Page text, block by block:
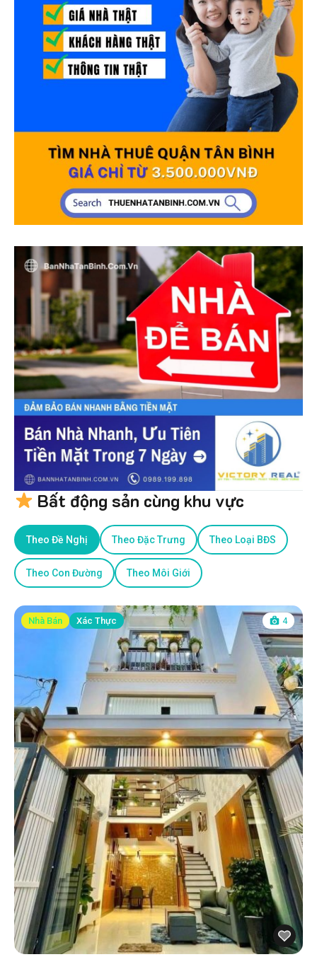
Bất động sản cùng khu vực
Theo Đề Nghị Theo Đặc Trưng Theo Loại BĐS
Theo Con Đường Theo Môi Giới
Nhà Bán Xác Thực 4